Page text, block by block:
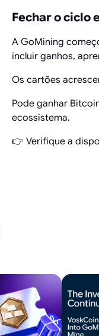
Fechar o ciclo
A GoMining
incluir ganhos,
Os cartões
Pode ganhar
ecossistema.
👉 Verifique a